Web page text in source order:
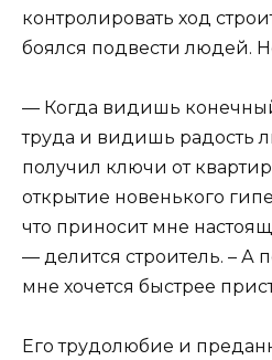
контролировать ход
боялся подвести людей.
— Когда видишь конечный
труда и видишь радость
получил ключи от
открытие новенького
что приносит мне
— делится строитель. – А
мне хочется быстрее
Его трудолюбие и